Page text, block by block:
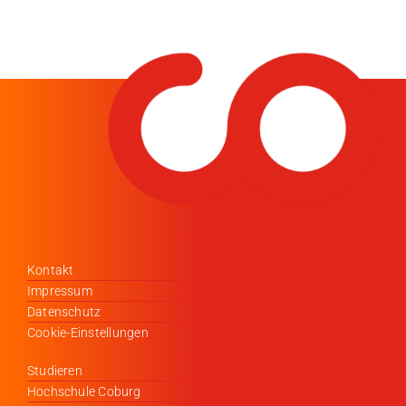
Stellenangebote
Veranstaltungen
Kontakt
Impressum
Datenschutz
Cookie-Einstellungen
Studieren
Hochschule Coburg